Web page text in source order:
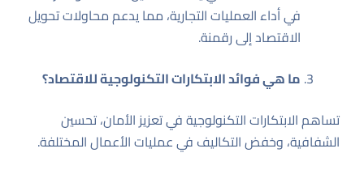
في أداء العمليات التجارية، مما يدعم محاولات تحويل
الاقتصاد إلى رقمنة.
ما هي فوائد الابتكارات التكنولوجية للاقتصاد؟
تساهم الابتكارات التكنولوجية في تعزيز الأمان، تحسين
الشفافية، وخفض التكاليف في عمليات الأعمال المختلفة.